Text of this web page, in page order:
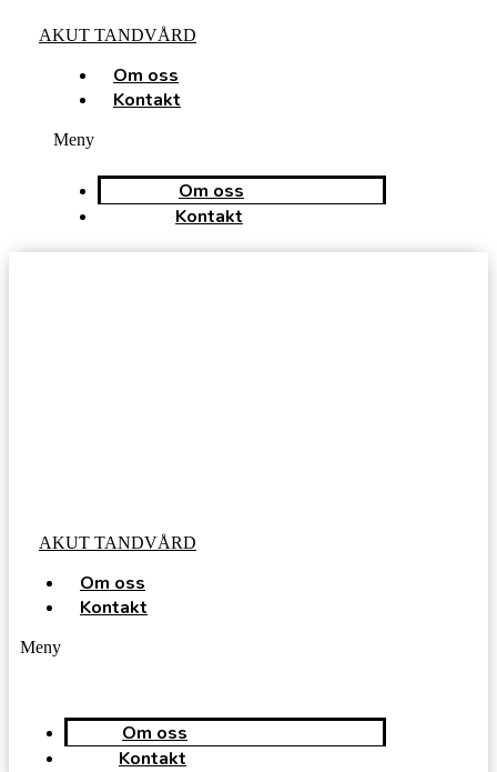
AKUT TANDVÅRD
Om oss
Kontakt
Meny
Om oss
Kontakt
AKUT TANDVÅRD
Om oss
Kontakt
Meny
Om oss
Kontakt